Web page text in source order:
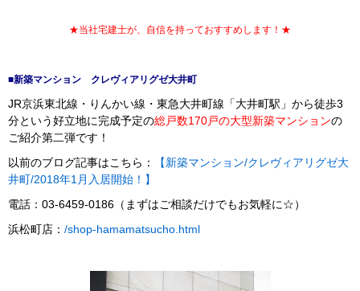
★当社宅建士が、自信を持っておすすめします！★
■新築マンション クレヴィアリグゼ大井町
JR京浜東北線・りんかい線・東急大井町線「大井町駅」から徒歩3
分という好立地に完成予定の総戸数170戸の大型新築マンションの
ご紹介第二弾です！
以前のブログ記事はこちら：
【新築マンション/クレヴィアリグゼ大
井町/2018年1月入居開始！】
電話：03-6459-0186（まずはご相談だけでもお気軽に☆）
浜松町店： /shop-hamamatsucho.html